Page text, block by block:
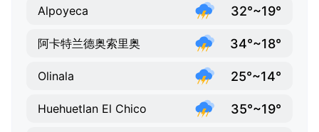
Alpoyeca 32°~19°
阿卡特兰德奥索里奥 34°~18°
Olinala 25°~14°
Huehuetlan El Chico 35°~19°